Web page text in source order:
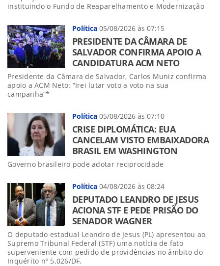
instituindo o Fundo de Reaparelhamento e Modernização
Política 05/08/2026 às 07:15
PRESIDENTE DA CÂMARA DE
SALVADOR CONFIRMA APOIO A
CANDIDATURA ACM NETO
Presidente da Câmara de Salvador, Carlos Muniz confirma
apoio a ACM Neto: “Irei lutar voto a voto na sua
campanha”*
Política 05/08/2026 às 07:10
CRISE DIPLOMÁTICA: EUA
CANCELAM VISTO EMBAIXADORA
BRASIL EM WASHINGTON
Governo brasileiro pode adotar reciprocidade
Política 04/08/2026 às 08:24
DEPUTADO LEANDRO DE JESUS
ACIONA STF E PEDE PRISÃO DO
SENADOR WAGNER
O deputado estadual Leandro de Jesus (PL) apresentou ao
Supremo Tribunal Federal (STF) uma notícia de fato
superveniente com pedido de providências no âmbito do
Inquérito nº 5.026/DF,